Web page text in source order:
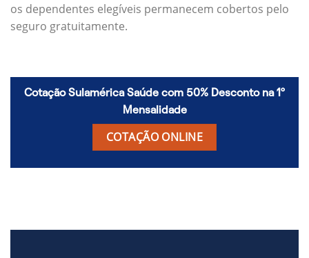
os dependentes elegíveis permanecem cobertos pelo
seguro gratuitamente.
Cotação Sulamérica Saúde com 50% Desconto na 1º
Mensalidade
COTAÇÃO ONLINE